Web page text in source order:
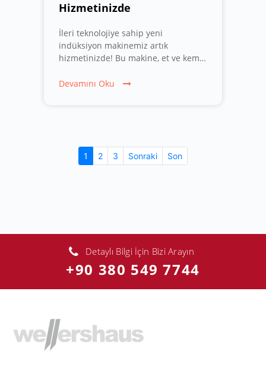
Hizmetinizde
İleri teknolojiye sahip yeni
indüksiyon makinemiz artık
hizmetinizde! Bu makine, et ve kemik
ahşaplar ve plastik malzemeler için
teknoloji sayesinde, üretim
süreçlerinizde verimliliği en üst
Devamını Oku
1 (current)
2 3 Sonraki Son
Detaylı Bilgi İçin Bizi Arayın
+90 380 549 7744